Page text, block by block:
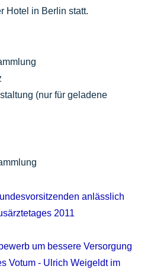
Hotel in Berlin statt.
(nur für geladene
anlässlich
2011
um bessere Versorgung
Votum - Ulrich Weigeldt im